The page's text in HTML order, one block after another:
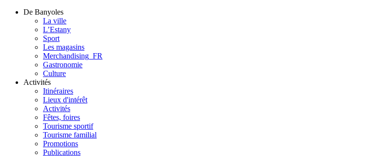
De Banyoles
La ville
L’Estany
Sport
Les magasins
Merchandising_FR
Gastronomie
Culture
Activités
Itinéraires
Lieux d'intérêt
Activités
Fêtes, foires
Tourisme sportif
Tourisme familial
Promotions
Publications